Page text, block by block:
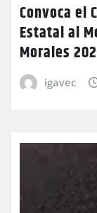
Convoca el
Estatal al
Morales
igavec